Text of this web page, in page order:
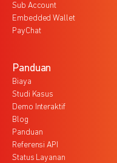
Sub Account
Embedded Wallet
PayChat
Panduan
Biaya
Studi Kasus
Demo Interaktif
Blog
Panduan
Referensi API
Status Layanan